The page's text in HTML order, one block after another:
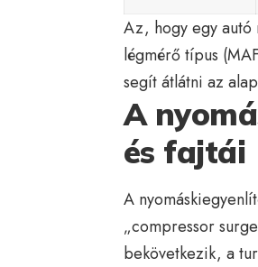
Az, hogy egy autó
légmérő típus
segít átlátni az
A
és fajtái
A
„compressor
bekövetkezik, a